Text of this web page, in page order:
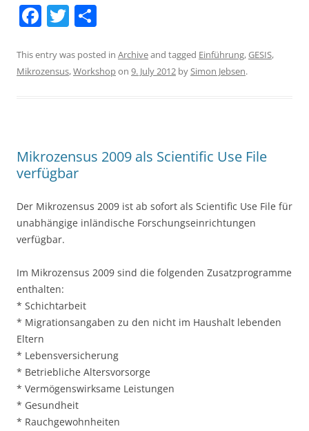
F
c
e
o
k
T
itt
er
ar
e
This entry was posted in Archiveand tagged Einführung,GESIS,
Mikrozensus,Workshopon 9. July 2012 bySimon Jebsen.
Mikrozensus 2009 als Scientific Use File
verfügbar
Der Mikrozensus 2009 ist ab sofort als Scientific Use File für
unabhängige inländische Forschungseinrichtungen
verfügbar.
Im Mikrozensus 2009 sind die folgenden Zusatzprogramme
enthalten:
* Schichtarbeit
* Migrationsangaben zu den nicht im Haushalt lebenden
Eltern
* Lebensversicherung
* Betriebliche Altersvorsorge
* Vermögenswirksame Leistungen
* Gesundheit
* Rauchgewohnheiten